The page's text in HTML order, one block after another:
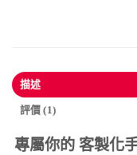
描述
評價 (1)
專屬你的 客製化